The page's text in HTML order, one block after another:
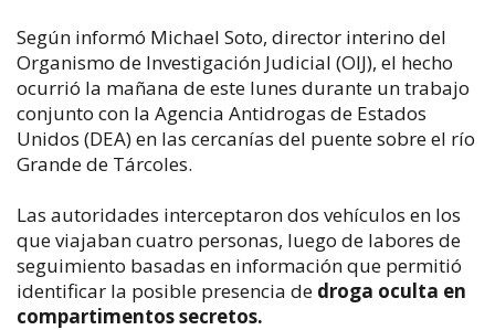
Según informó Michael Soto, director interino del
Organismo de Investigación Judicial (OIJ), el hecho
ocurrió la mañana de este lunes durante un trabajo
conjunto con la Agencia Antidrogas de Estados
Unidos (DEA) en las cercanías del puente sobre el río
Grande de Tárcoles.
Las autoridades interceptaron dos vehículos en los
que viajaban cuatro personas, luego de labores de
seguimiento basadas en información que permitió
identificar la posible presencia de droga oculta en
compartimentos secretos.